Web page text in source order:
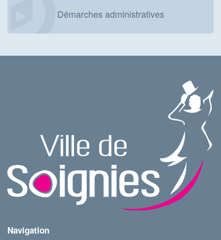
Démarches administratives
Navigation